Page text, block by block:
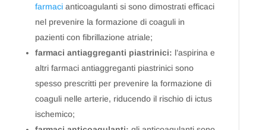
farmacianticoagulanti si sono dimostrati efficaci
nel prevenire la formazione di coaguli in
pazienti con fibrillazione atriale;
farmaci antiaggreganti piastrinici: l’aspirina e
altri farmaci antiaggreganti piastrinici sono
spesso prescritti per prevenire la formazione di
coaguli nelle arterie, riducendo il rischio di ictus
ischemico;